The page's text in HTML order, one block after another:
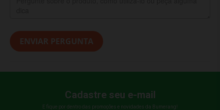
ENVIAR PERGUNTA
Cadastre seu e-mail
E fique por dentro das promoções e novidades da Bumerang!